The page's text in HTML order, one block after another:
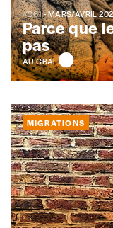
TVA
Téléphone
E-mail*
Rue
#361- MARS/AVRIL
Parce que
pas
AU CBAI
MIGRATIONS